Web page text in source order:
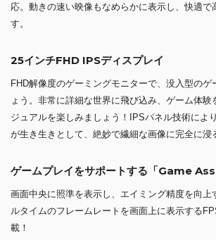
応。動きの速い映像もなめらかに表示し、快適で
す。
25インチFHD IPSディスプレイ
FHD解像度のゲーミングモニターで、没入型のゲ
ょう。非常に詳細な世界に飛び込み、ゲーム体
ジュアルを楽しみましょう！IPSパネル技術によ
が生き生きとして、絶妙で繊細な画像に完全に浸
ゲームプレイをサポートする「Game
画面中央に照準を表示し、エイミング精度を向上
ルタイムのフレームレートを画面上に表示する
載！